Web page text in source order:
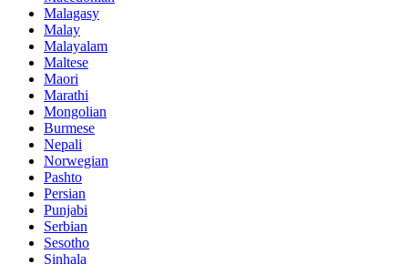
Malagasy
Malay
Malayalam
Maltese
Maori
Marathi
Mongolian
Burmese
Nepali
Norwegian
Pashto
Persian
Punjabi
Serbian
Sesotho
Sinhala